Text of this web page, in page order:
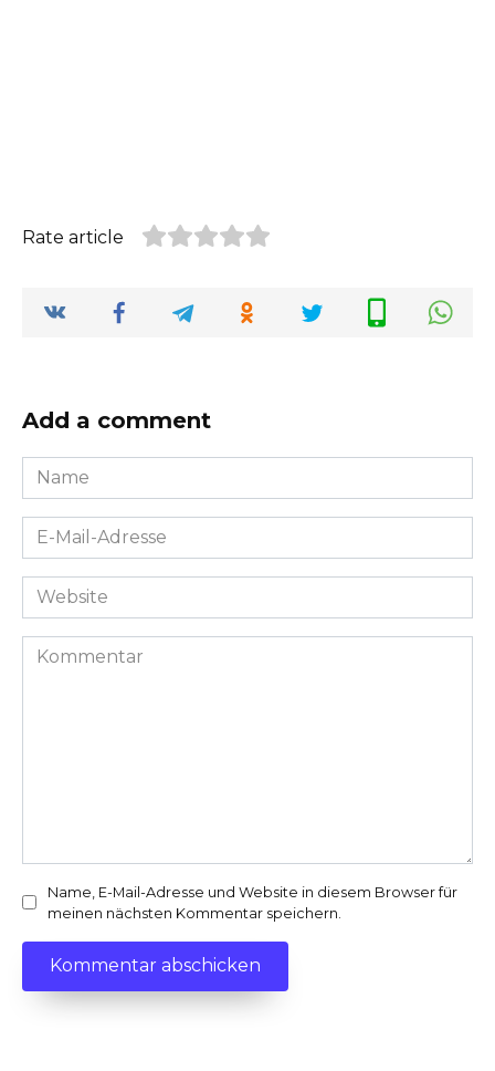
Rate article
Add a comment
Name
*
E-
Mail-
Adresse
Website
Kommentar
Name, E-Mail-Adresse und Website in diesem Browser für
meinen nächsten Kommentar speichern.